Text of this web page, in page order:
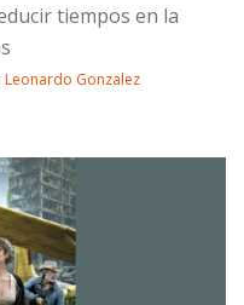
tiempos en la
Leonardo Gonzalez